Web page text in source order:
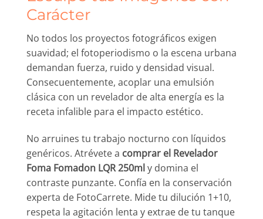
Carácter
No todos los proyectos fotográficos exigen
suavidad; el fotoperiodismo o la escena urbana
demandan fuerza, ruido y densidad visual.
Consecuentemente, acoplar una emulsión
clásica con un revelador de alta energía es la
receta infalible para el impacto estético.
No arruines tu trabajo nocturno con líquidos
genéricos. Atrévete a comprar el Revelador
Foma Fomadon LQR 250ml y domina el
contraste punzante. Confía en la conservación
experta de FotoCarrete. Mide tu dilución 1+10,
respeta la agitación lenta y extrae de tu tanque